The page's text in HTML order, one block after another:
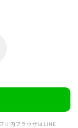
リ内ブラウザはLINE